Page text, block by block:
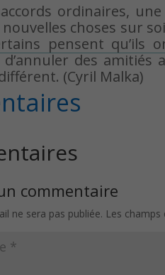
ordinaires,
choses sur
pensent qu’ils
des amitiés
(Cyril Malka)
commentaire
ne sera pas publiée. Les